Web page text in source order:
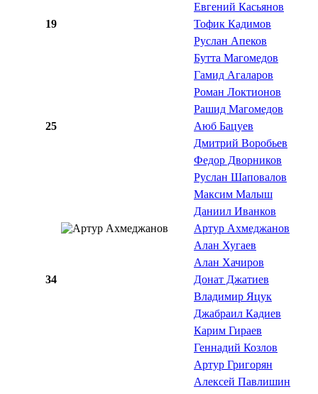
Евгений Касьянов
19
Тофик Кадимов
Руслан Апеков
Бутта Магомедов
Гамид Агаларов
Роман Локтионов
Рашид Магомедов
25
Аюб Бацуев
Дмитрий Воробьев
Федор Дворников
Руслан Шаповалов
Максим Малыш
Даниил Иванков
Артур Ахмеджанов
Алан Хугаев
Алан Хачиров
34
Донат Джатиев
Владимир Яцук
Джабраил Кадиев
Карим Гираев
Геннадий Козлов
Артур Григорян
Алексей Павлишин